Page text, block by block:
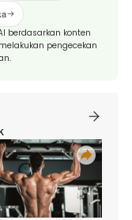
berdasarkan konten
pengecekan